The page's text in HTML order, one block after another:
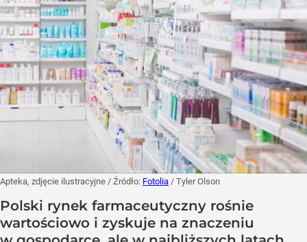
Apteka, zdjęcie ilustracyjne / Źródło: Fotolia / Tyler Olson
Polski rynek farmaceutyczny rośnie
wartościowo i zyskuje na znaczeniu